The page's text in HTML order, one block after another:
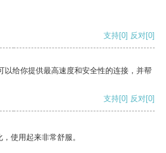
支持[0] 反对[0]
以给你提供最高速度和安全性的连接，并帮
支持[0] 反对[0]
使用起来非常舒服。